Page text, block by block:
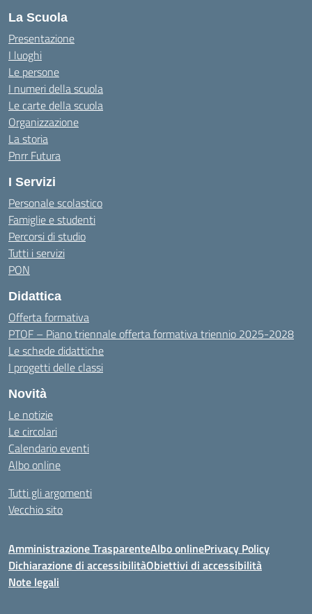
La Scuola
Presentazione
I luoghi
Le persone
I numeri della scuola
Le carte della scuola
Organizzazione
La storia
Pnrr Futura
I Servizi
Personale scolastico
Famiglie e studenti
Percorsi di studio
Tutti i servizi
PON
Didattica
Offerta formativa
PTOF – Piano triennale offerta formativa triennio 2025-2028
Le schede didattiche
I progetti delle classi
Novità
Le notizie
Le circolari
Calendario eventi
Albo online
Tutti gli argomenti
Vecchio sito
Amministrazione TrasparenteAlbo onlinePrivacy Policy
Dichiarazione di accessibilitàObiettivi di accessibilità
Note legali